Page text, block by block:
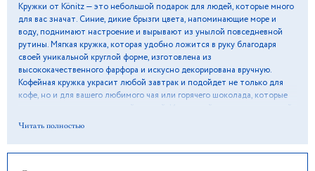
Кружки от Könitz — это небольшой подарок для людей, которые много
для вас значат. Синие, дикие брызги цвета, напоминающие море и
воду, поднимают настроение и вырывают из унылой повседневной
рутины. Мягкая кружка, которая удобно ложится в руку благодаря
своей уникальной круглой форме, изготовлена из
высококачественного фарфора и искусно декорирована вручную.
Кофейная кружка украсит любой завтрак и подойдет не только для
кофе, но и для вашего любимого чая или горячего шоколада, которые
и семьи.
Читать полностью